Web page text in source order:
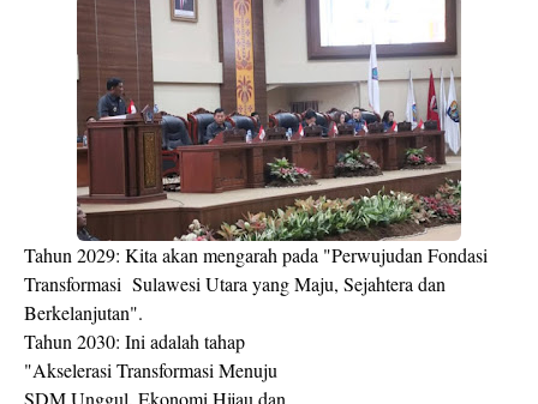
Tahun 2029: Kita akan mengarah pada "Perwujudan Fondasi
Transformasi Sulawesi Utara yang Maju, Sejahtera dan
Berkelanjutan".
Tahun 2030: Ini adalah tahap
"Akselerasi Transformasi Menuju
SDM Unggul, Ekonomi Hijau dan